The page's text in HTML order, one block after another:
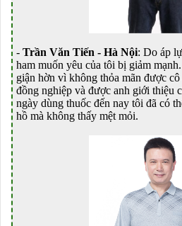
- Trần Văn Tiến - Hà Nội: Do áp
ham muốn yêu của tôi bị giảm
giận hờn vì không thỏa mãn được
đồng nghiệp và được anh giới
ngày dùng thuốc đến nay tôi đã có
hồ mà không thấy mệt mỏi.